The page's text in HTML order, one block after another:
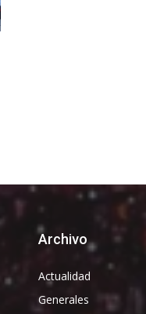
Archivo
Actualidad
Generales